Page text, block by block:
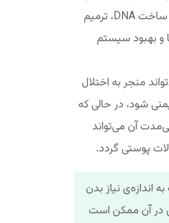
عنصر در فرآیندهایی چون ساخت DNA، ترمیم
و بهبود سیستم
منجر به اختلال
شود، در حالی که
آن می‌تواند
پوستی گردد.
اندازه‌ی نیاز بدن
در آن ممکن است